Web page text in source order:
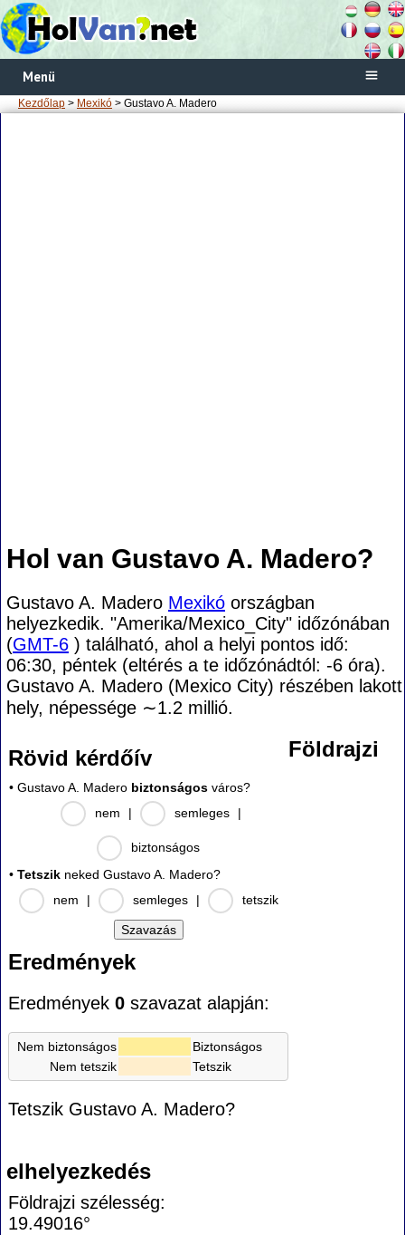
Menü
Kezdőlap > Mexikó > Gustavo A. Madero
Hol van Gustavo A. Madero?
Gustavo A. Madero Mexikó országban
helyezkedik. "Amerika/Mexico_City" időzónában
(GMT-6 ) található, ahol a helyi pontos idő:
06:30, péntek (eltérés a te időzónádtól: -6 óra).
Gustavo A. Madero (Mexico City) részében lakott
hely, népessége ∼1.2 millió.
Rövid kérdőív
• Gustavo A. Madero biztonságos város?
nem
| semleges |
biztonságos
• Tetszik neked Gustavo A. Madero?
nem
| semleges | tetszik
Eredmények
Eredmények 0 szavazat alapján:
Nem biztonságos
Biztonságos
Nem tetszik
Tetszik
Tetszik Gustavo A. Madero?
Földrajzi
elhelyezkedés
Földrajzi szélesség:
19.49016°